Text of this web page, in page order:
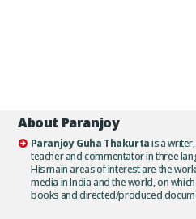
About Paranjoy
Paranjoy Guha Thakurtais a
teacher and commentator in three
His main areas of interest are the
media in India and the world, on
books and directed/produced